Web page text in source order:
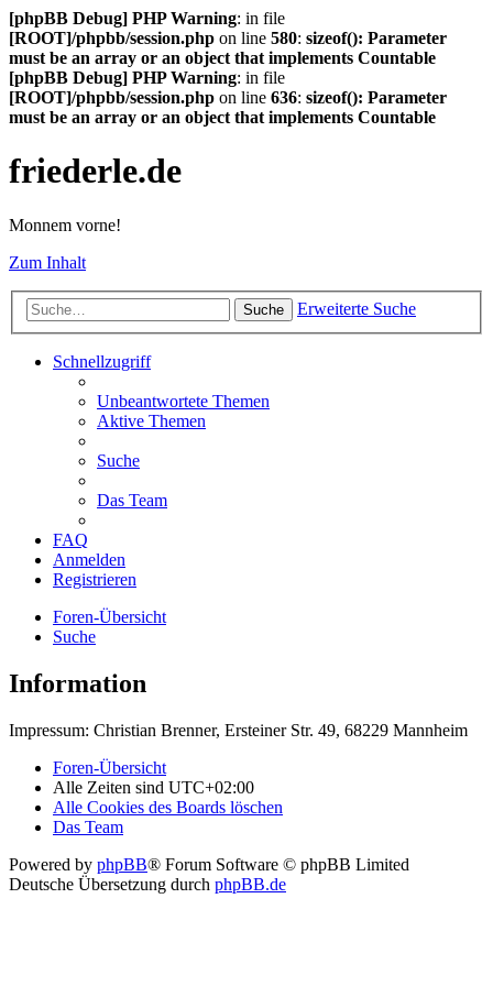
[phpBB Debug] PHP Warning: in file
[ROOT]/phpbb/session.php on line 580: sizeof(): Parameter
must be an array or an object that implements Countable
[phpBB Debug] PHP Warning: in file
[ROOT]/phpbb/session.php on line 636: sizeof(): Parameter
must be an array or an object that implements Countable
friederle.de
Monnem vorne!
Zum Inhalt
Suche Erweiterte Suche
Schnellzugriff
Unbeantwortete Themen
Aktive Themen
Suche
Das Team
FAQ
Anmelden
Registrieren
Foren-Übersicht
Suche
Information
Impressum: Christian Brenner, Ersteiner Str. 49, 68229 Mannheim
Foren-Übersicht
Alle Zeiten sind UTC+02:00
Alle Cookies des Boards löschen
Das Team
Powered by phpBB® Forum Software © phpBB Limited
Deutsche Übersetzung durch phpBB.de